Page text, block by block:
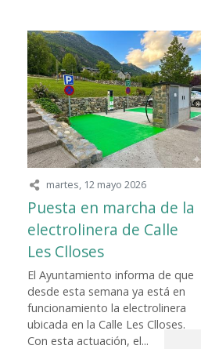
martes, 12 mayo 2026
Puesta en marcha de la
electrolinera de Calle
Les Clloses
El Ayuntamiento informa de que
desde esta semana ya está en
funcionamiento la electrolinera
ubicada en la Calle Les Clloses.
Con esta actuación, el...